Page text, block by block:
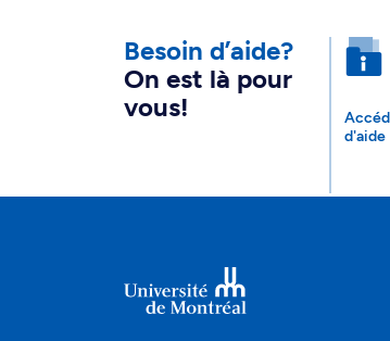
Besoin d’aide?
On est là pour
vous!
d'aide